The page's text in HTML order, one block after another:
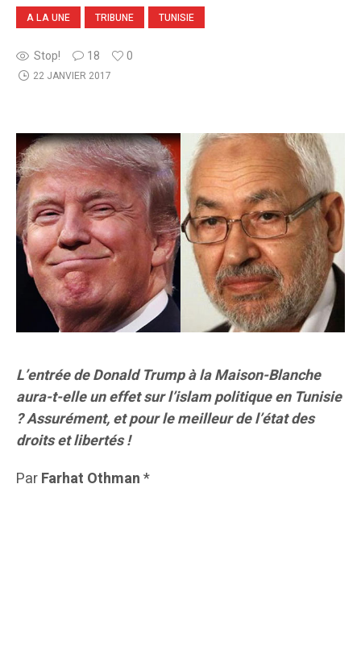
A LA UNE TRIBUNE TUNISIE
Stop! 18 0
22 JANVIER 2017
L’entrée de Donald Trump à la Maison-Blanche
aura-t-elle un effet sur l’islam politique en Tunisie
? Assurément, et pour le meilleur de l’état des
droits et libertés !
ParFarhat Othman*